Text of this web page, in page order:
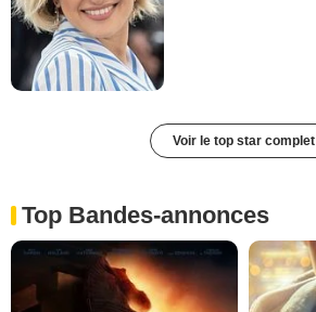
Voir le top star complet
Top Bandes-annonces